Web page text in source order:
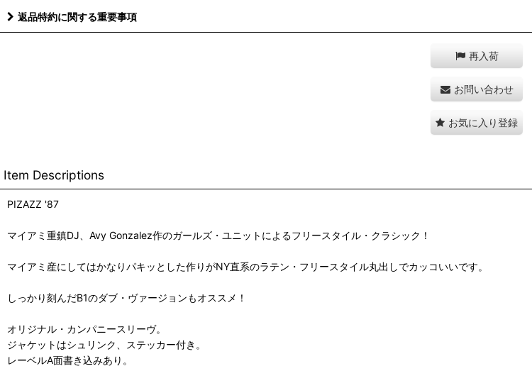
返品特約に関する重要事項
再入荷
お問い合わせ
お気に入り登録
Item Descriptions
PIZAZZ '87
マイアミ重鎮DJ、Avy Gonzalez作のガールズ・ユニットによるフリースタイル・クラシック！
マイアミ産にしてはかなりパキッとした作りがNY直系のラテン・フリースタイル丸出しでカッコいいです。
しっかり刻んだB1のダブ・ヴァージョンもオススメ！
オリジナル・カンパニースリーヴ。
ジャケットはシュリンク、ステッカー付き。
レーベルA面書き込みあり。